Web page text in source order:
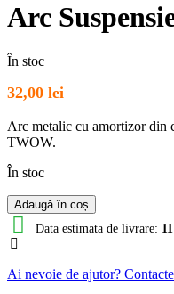
Arc
În stoc
32,00 lei
Arc metalic cu amortizor din
TWOW.
În stoc
Cantitate
Arc
Suspensie
Fata
E-
TWOW
Adaugă în coș
Data estimata de livrare:
Ai nevoie de ajutor?